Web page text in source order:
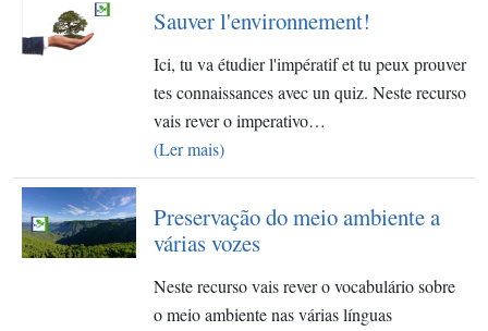
Sauver l'environnement!
Ici, tu va étudier l'impératif et tu peux prouver
tes connaissances avec un quiz. Neste recurso
vais rever o imperativo…
(Ler mais)
Preservação do meio ambiente a
várias vozes
Neste recurso vais rever o vocabulário sobre
o meio ambiente nas várias línguas